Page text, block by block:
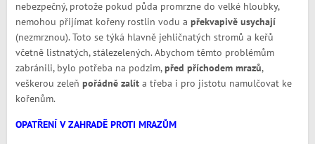
nebezpečný, protože pokud půda promrzne do velké hloubky,
nemohou přijímat kořeny rostlin vodu a překvapivě usychají
(nezmrznou). Toto se týká hlavně jehličnatých stromů a keřů
včetně listnatých, stálezelených. Abychom těmto problémům
zabránili, bylo potřeba na podzim,před příchodem mrazů,
veškerou zeleň pořádně zalíta třeba i pro jistotu namulčovat ke
kořenům.
OPATŘENÍ V ZAHRADĚ PROTI MRAZŮM